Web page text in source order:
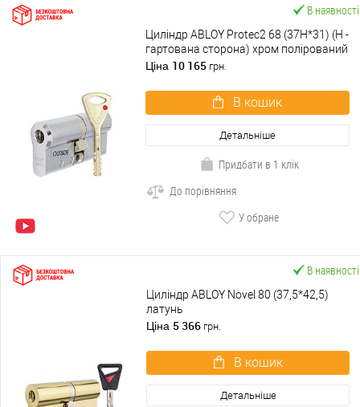
В наявності
Циліндр ABLOY Protec2 68 (37H*31) (H -
гартована сторона) хром полірований
Ціна 10 165 грн.
В кошик
Детальніше
Придбати в 1 клік
До порівняння
У обране
В наявності
Циліндр ABLOY Novel 80 (37,5*42,5)
латунь
Ціна 5 366 грн.
В кошик
Детальніше